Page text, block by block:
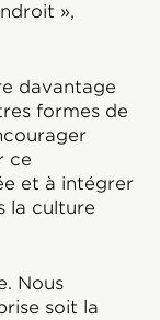
»,
davantage
formes de
ce
et à intégrer
la culture
Nous
soit la